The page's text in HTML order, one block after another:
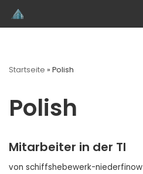
Zum
Startseite » Polish
Polish
Mitarbeiter in der TI
von schiffshebewerk-niederfinow